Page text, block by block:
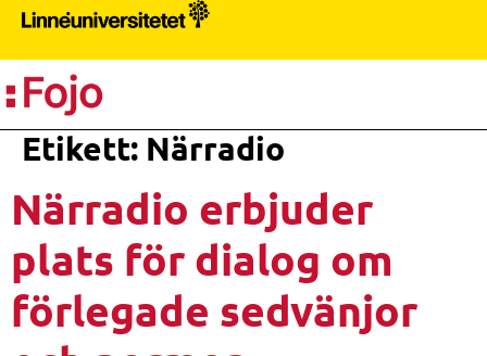
Etikett: Närradio
Närradio erbjuder
plats för dialog om
förlegade sedvänjor